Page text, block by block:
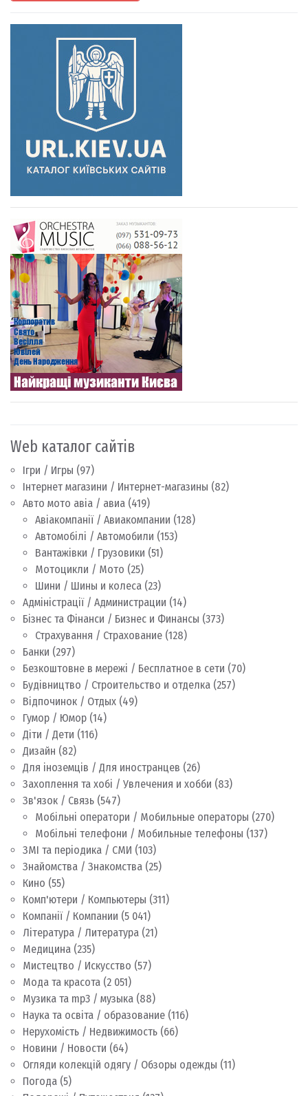
Web каталог сайтів
Ігри / Игры (97)
Інтернет магазини / Интернет-магазины (82)
Авто мото авіа / авиа (419)
Авіакомпанії / Авиакомпании (128)
Автомобілі / Автомобили (153)
Вантажівки / Грузовики (51)
Мотоцикли / Мото (25)
Шини / Шины и колеса (23)
Адміністрації / Администрации (14)
Бізнес та Фінанси / Бизнес и Финансы (373)
Страхування / Страхование (128)
Банки (297)
Безкоштовне в мережі / Бесплатное в сети (70)
Будівництво / Строительство и отделка (257)
Відпочинок / Отдых (49)
Гумор / Юмор (14)
Діти / Дети (116)
Дизайн (82)
Для іноземців / Для иностранцев (26)
Захоплення та хобі / Увлечения и хобби (83)
Зв'язок / Связь (547)
Мобільні оператори / Мобильные операторы (270)
Мобільні телефони / Мобильные телефоны (137)
ЗМІ та періодика / СМИ (103)
Знайомства / Знакомства (25)
Кино (55)
Комп'ютери / Компьютеры (311)
Компанії / Компании (5 041)
Література / Литература (21)
Медицина (235)
Мистецтво / Искусство (57)
Мода та красота (2 051)
Музика та mp3 / музыка (88)
Наука та освіта / образование (116)
Нерухомість / Недвижимость (66)
Новини / Новости (64)
Огляди колекцій одягу / Обзоры одежды (11)
Погода (5)